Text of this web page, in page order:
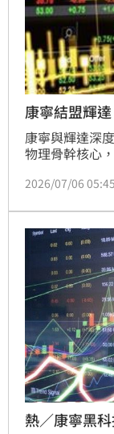
康寧結盟輝
康寧與輝達深
物理骨幹核心
TGV技術；光
「提前布局期
板技術則需等
能解決技術
能成為產業
探討與實際出
2026/07/06 05:45
熱／康寧黑